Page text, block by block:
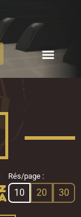
Rés/page :
10 20 30